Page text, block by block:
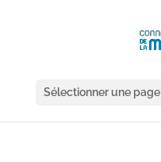
Sélectionner une page